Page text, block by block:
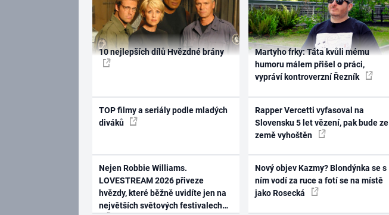
10 nejlepších dílů Hvězdné brány
TOP filmy a seriály podle mladých
diváků
Nejen Robbie Williams.
LOVESTREAM 2026 přiveze
hvězdy, které běžně uvidíte jen na
největších světových festivalech
Martyho frky: Táta kvůli mému
humoru málem přišel o práci,
vypráví kontroverzní Řezník
Rapper Vercetti vyfasoval na
Slovensku 5 let vězení, pak bude ze
země vyhoštěn
Nový objev Kazmy? Blondýnka se s
ním vodí za ruce a fotí se na místě
jako Rosecká